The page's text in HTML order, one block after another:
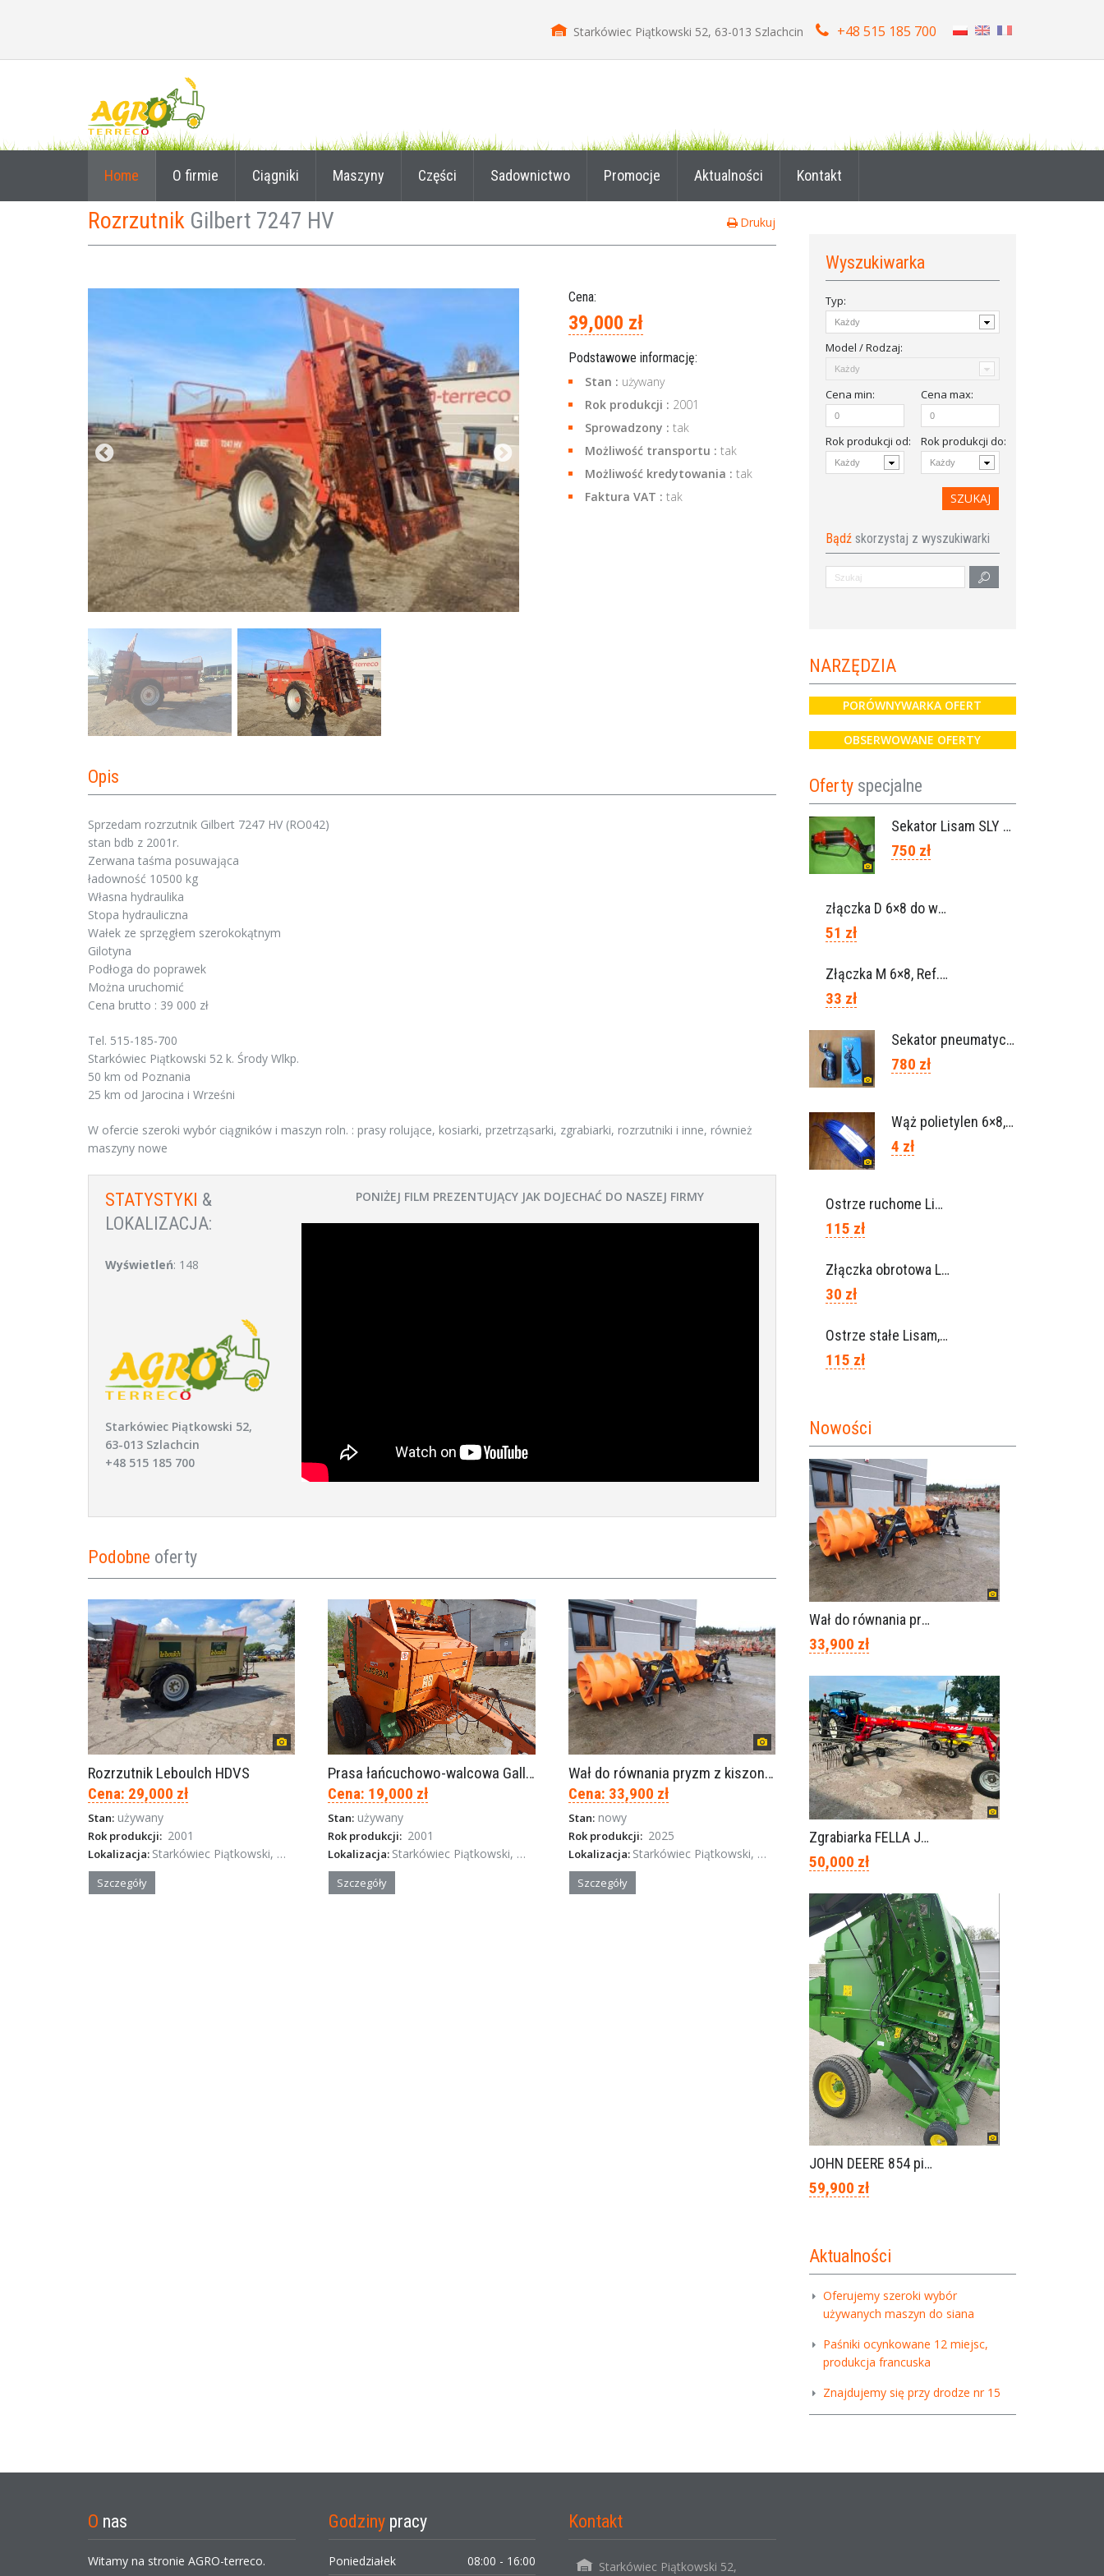
Starkówiec Piątkowski 52, 63-013 Szlachcin +48 515 185 700
Home O firmie Ciągniki Maszyny Części Sadownictwo Promocje Aktualności Kontakt
Rozrzutnik Gilbert 7247 HV Drukuj
Cena:
39,000 zł
Podstawowe informację:
Stan : używany
Rok produkcji : 2001
Sprowadzony : tak
Możliwość transportu : tak
Możliwość kredytowania : tak
Faktura VAT : tak
Opis
Sprzedam rozrzutnik Gilbert 7247 HV (RO042)
stan bdb z 2001r.
Zerwana taśma posuwająca
ładowność 10500 kg
Własna hydraulika
Stopa hydrauliczna
Wałek ze sprzęgłem szerokokątnym
Gilotyna
Podłoga do poprawek
Można uruchomić
Cena brutto : 39 000 zł
Tel. 515-185-700
Starkówiec Piątkowski 52 k. Środy Wlkp.
50 km od Poznania
25 km od Jarocina i Wrześni
W ofercie szeroki wybór ciągników i maszyn roln. : prasy rolujące, kosiarki, przetrząsarki, zgrabiarki, rozrzutniki i inne, również
maszyny nowe
STATYSTYKI &
LOKALIZACJA:
Wyświetleń: 148
Starkówiec Piątkowski 52,
63-013 Szlachcin
+48 515 185 700
PONIŻEJ FILM PREZENTUJĄCY JAK DOJECHAĆ DO NASZEJ FIRMY
Podobne oferty
Rozrzutnik Leboulch HDVS
Cena: 29,000 zł
Stan: używany
Rok produkcji: 2001
Lokalizacja: Starkówiec Piątkowski, Wielkopolska
Szczegóły
Prasa łańcuchowo-walcowa Gallignani 2120
Cena: 19,000 zł
Stan: używany
Rok produkcji: 2001
Lokalizacja: Starkówiec Piątkowski, Wielkopolska
Szczegóły
Wał do równania pryzm z kiszonką -TORNADO-SPAWEX
Cena: 33,900 zł
Stan:nowy
Rok produkcji: 2025
Lokalizacja: Starkówiec Piątkowski, Wielkopolska
Szczegóły
Wyszukiwarka
Typ:
Model / Rodzaj:
Cena min: Cena max:
Rok produkcji od: Rok produkcji do:
Bądź skorzystaj z wyszukiwarki
NARZĘDZIA
PORÓWNYWARKA OFERT
OBSERWOWANE OFERTY
Oferty specjalne
Sekator Lisam SLY / przedłużki 0,5m 1m (Włochy)
750 zł
złączka D 6×8 do węża, Ref. 0113.0106
51 zł
Złączka M 6×8, Ref. 0115.0102
33 zł
Sekator pneumatyczny VICTORY (Campagnola Włochy)
780 zł
Wąż polietylen 6×8, Ref.0120.0203
4 zł
Ostrze ruchome Lisam, Ref. A1208
115 zł
Złączka obrotowa Lisam do węża 6×8 / Ref. 0160.0100
30 zł
Ostrze stałe Lisam, Ref. A1206
115 zł
Nowości
Wał do równania pryzm z kiszonką -TORNADO-SPAWEX
33,900 zł
Zgrabiarka FELLA JURA 1402
50,000 zł
JOHN DEERE 854 piękny stan
59,900 zł
Aktualności
Oferujemy szeroki wybór
używanych maszyn do siana
Paśniki ocynkowane 12 miejsc,
produkcja francuska
Znajdujemy się przy drodze nr 15
O nas
Witamy na stronie AGRO-terreco.
Godziny pracy
Poniedziałek 08:00 - 16:00
Kontakt
Starkówiec Piątkowski 52,